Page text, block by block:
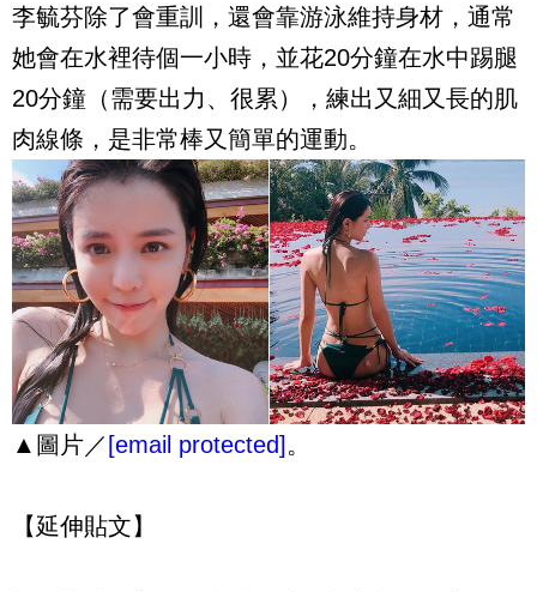
李毓芬除了會重訓，還會靠游泳維持身材，通常
她會在水裡待個一小時，並花20分鐘在水中踢腿
20分鐘（需要出力、很累），練出又細又長的肌
肉線條，是非常棒又簡單的運動。
▲圖片／ [email protected] 。
【延伸貼文】